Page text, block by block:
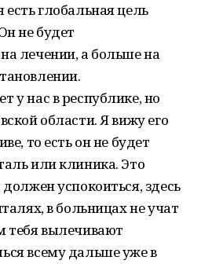
глобальная цель
не будет
лечении, а больше на
у нас в республике, но
области. Я вижу его
то есть он не будет
или клиника. Это
успокоиться, здесь
в больницах не учат
тебя вылечивают
всему дальше уже в